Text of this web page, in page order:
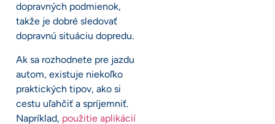
dopravných podmienok,
takže je dobré sledovať
dopravnú situáciu dopredu.
Ak sa rozhodnete pre jazdu
autom, existuje niekoľko
praktických tipov, ako si
cestu uľahčiť a spríjemniť.
Napríklad, použitie aplikácií